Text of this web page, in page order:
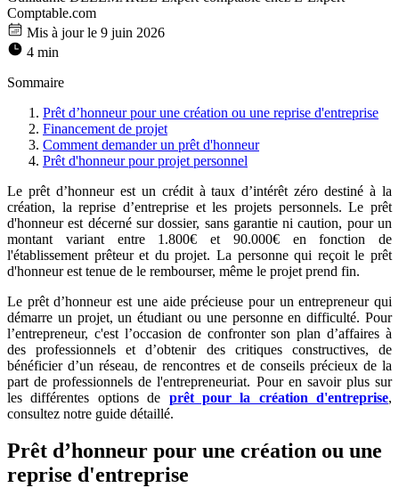
Comptable.com
Mis à jour le 9 juin 2026
4 min
Sommaire
Prêt d’honneur pour une création ou une reprise d'entreprise
Financement de projet
Comment demander un prêt d'honneur
Prêt d'honneur pour projet personnel
Le prêt d’honneur est un crédit à taux d’intérêt zéro destiné à la
création, la reprise d’entreprise et les projets personnels. Le prêt
d'honneur est décerné sur dossier, sans garantie ni caution, pour un
montant variant entre 1.800€ et 90.000€ en fonction de
l'établissement prêteur et du projet. La personne qui reçoit le prêt
d'honneur est tenue de le rembourser, même le projet prend fin.
Le prêt d’honneur est une aide précieuse pour un entrepreneur qui
démarre un projet, un étudiant ou une personne en difficulté. Pour
l’entrepreneur, c'est l’occasion de confronter son plan d’affaires à
des professionnels et d’obtenir des critiques constructives, de
bénéficier d’un réseau, de rencontres et de conseils précieux de la
part de professionnels de l'entrepreneuriat. Pour en savoir plus sur
les différentes options de prêt pour la création d'entreprise,
consultez notre guide détaillé.
Prêt d’honneur pour une création ou une
reprise d'entreprise